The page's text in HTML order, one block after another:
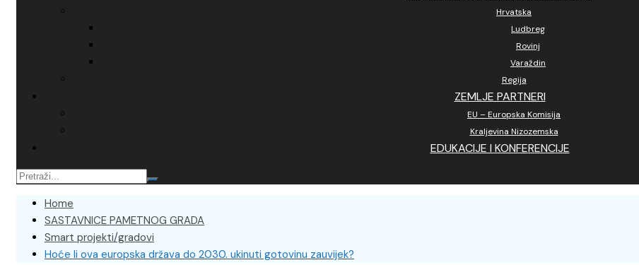
Hrvatska
Ludbreg
Rovinj
Varaždin
Regija
ZEMLJE PARTNERI
EU – Europska Komisija
Kraljevina Nizozemska
EDUKACIJE I KONFERENCIJE
Home
SASTAVNICE PAMETNOG GRADA
Smart projekti/gradovi
Hoće li ova europska država do 2030. ukinuti gotovinu zauvijek?